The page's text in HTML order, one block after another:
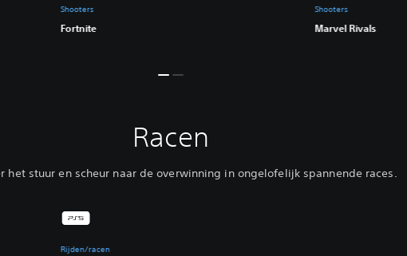
Shooters
Fortnite
Shooters
Marvel Rivals
Racen
het stuur en scheur naar de overwinning in ongelofelijk spannende races.‎
Rijden/racen